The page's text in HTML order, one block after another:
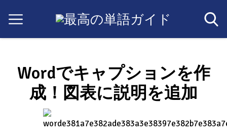
Wordでキャプションを作
成！図表に説明を追加